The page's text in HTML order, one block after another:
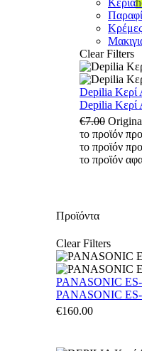
Κεριά
Clear Filters
Depilia Κερί
Depilia Κερί
€7.00
το προϊόν
το προϊόν
το προϊόν
Προϊόντα
Clear Filters
PANASONIC
PANASONIC
€160.00